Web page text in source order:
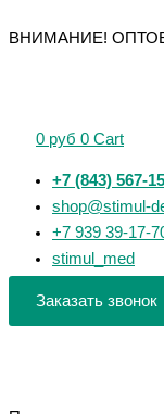
к
ВНИМАНИЕ!
0 руб 0 Cart
+7 (843) 567-
shop@stimul-
+7 939 39-17-
stimul_med
Заказать звонок
товаров
товаров